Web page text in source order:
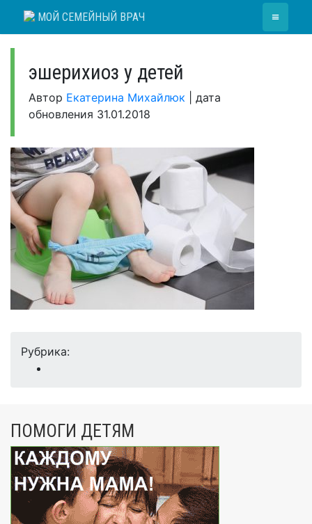
МОЙ СЕМЕЙНЫЙ ВРАЧ ≡
эшерихиоз у детей
Автор Екатерина Михайлюк
дата
обновления 31.01.2018
Рубрика:
ПОМОГИ ДЕТЯМ